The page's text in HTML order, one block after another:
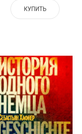
КУПИТЬ